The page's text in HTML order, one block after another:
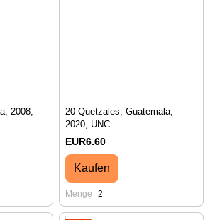
2008,
20 Quetzales, Guatemala,
2020, UNC
EUR6.60
Kaufen
Menge 2